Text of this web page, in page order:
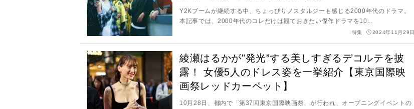
Y2Kブームが継続する中、ちょっぴりノスタルジーも感じる2000年代のドラマ。
本記事では、2000年代のコレだけは観ておきたい傑作ドラマを10...
特集 2024年11月29日
綾瀬はるかが"発光”する美しすぎるデコルテを披
露！ 女優5人のドレス姿を一挙紹介【東京国際映
画祭レッドカーペット】
10月28日、都内で「第37回東京国際映画祭」が行われ、オープニングイベントの